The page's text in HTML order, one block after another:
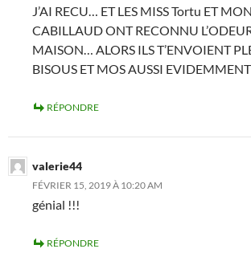
J’AI RECU… ET LES MISS Tortu ET
CABILLAUD ONT RECONNU
MAISON… ALORS ILS T’ENVOIENT
BISOUS ET MOS AUSSI EVIDEMMENT
RÉPONDRE
valerie44
FÉVRIER 15, 2019 À 10:20 AM
génial !!!
RÉPONDRE